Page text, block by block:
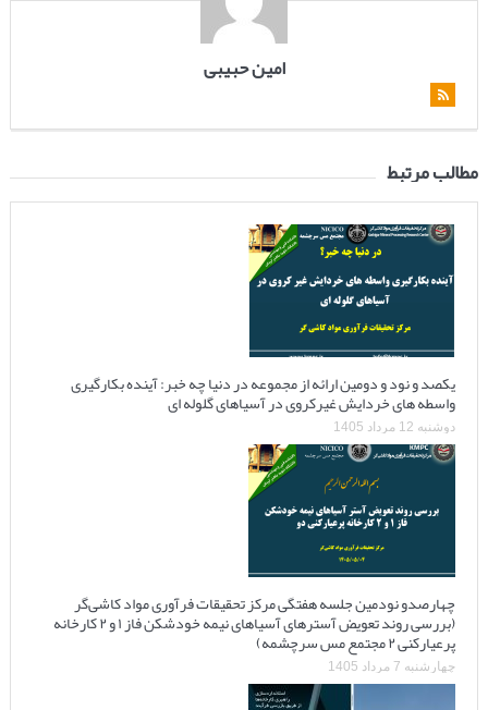
امین حبیبی
مطالب مرتبط
یکصد و نود و دومین ارائه از مجموعه در دنیا چه خبر: آینده بکارگیری
واسطه های خردایش غیرکروی در آسیاهای گلوله ای
دوشنبه 12 مرداد 1405
چهارصدو نودمین جلسه هفتگی مرکز تحقیقات فرآوری مواد کاشی‌گر
(بررسی روند تعویض آسترهای آسیاهای نیمه خودشکن فاز ۱ و ۲ کارخانه
پرعیارکنی ۲ مجتمع مس سرچشمه)
چهارشنبه 7 مرداد 1405